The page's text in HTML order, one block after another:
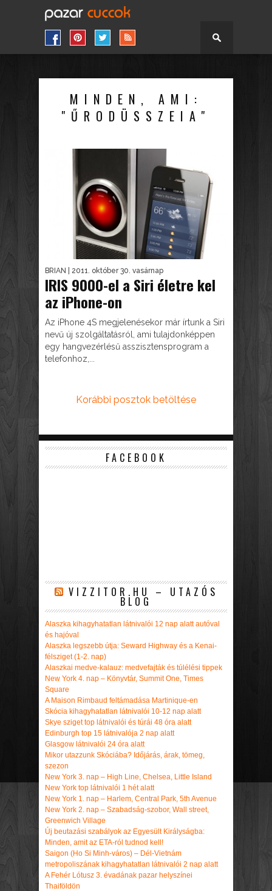
MINDEN, AMI:
"ŰRODÜSSZEIA"
BRIAN | 2011. október 30. vasárnap
IRIS 9000-el a Siri életre kel
az iPhone-on
Az iPhone 4S megjelenésekor már írtunk a Siri
nevű új szolgáltatásról, ami tulajdonképpen
egy hangvezérlésű asszisztensprogram a
telefonhoz,...
Korábbi posztok betöltése
FACEBOOK
VIZZITOR.HU – UTAZÓS
BLOG
Alaszka kihagyhatatlan látnivalói 12 nap alatt autóval
és hajóval
Alaszka legszebb útja: Seward Highway és a Kenai-
félsziget (1-2. nap)
Alaszkai medve-kalauz: medvefajták és túlélési tippek
New York 4. nap – Könyvtár, Summit One, Times
Square
A Maison Rimbaud feltámadása Martinique-en
Skócia kihagyhatatlan látnivalói 10-12 nap alatt
Skye sziget top látnivalói és túrái 48 óra alatt
Edinburgh top 15 látnivalója 2 nap alatt
Glasgow látnivalói 24 óra alatt
Mikor utazzunk Skóciába? Időjárás, árak, tömeg,
szezon
New York 3. nap – High Line, Chelsea, Little Island
New York top látnivalói 1 hét alatt
New York 1. nap – Harlem, Central Park, 5th Avenue
New York 2. nap – Szabadság-szobor, Wall street,
Greenwich Village
Új beutazási szabályok az Egyesült Királyságba:
Minden, amit az ETA-ról tudnod kell!
Saigon (Ho Si Minh-város) – Dél-Vietnám
metropoliszának kihagyhatatlan látnivalói 2 nap alatt
A Fehér Lótusz 3. évadának pazar helyszínei
Thaiföldön